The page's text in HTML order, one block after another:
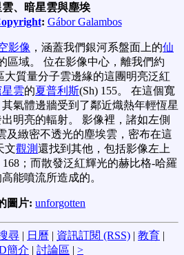
、暗星雲與塵埃
: Gábor Galambos
影像 ，涵蓋我們銀河系盤面上的仙
區域。 位在影像中心，離我們約
大質量分子雲邊緣的這團明亮泛紅
雲的夏普利斯(Sh) 155。 在這個寬
氣體邊牆受到了鄰近熾熱年輕恆星
明亮的輻射。 影像裡，諸如左側
及緻密不透光的塵埃雲，密布在這
文觀測還找到其他 ，包括影像左上
168；而散發泛紅輝光的赫比格-哈羅
高能噴流所造成的。
圖片: unforgotten
尋 | 日曆 | 資訊訂閱 (RSS) | 教育 |
簡介 | 討論區 | >